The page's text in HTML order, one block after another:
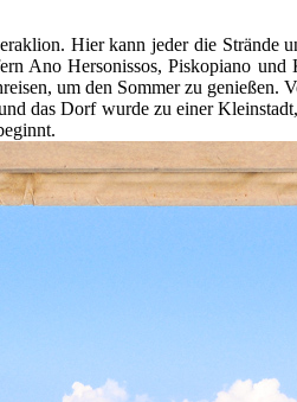
Hier kann jeder die Strände
Ano Hersonissos, Piskopiano
um den Sommer zu genießen.
das Dorf wurde zu einer